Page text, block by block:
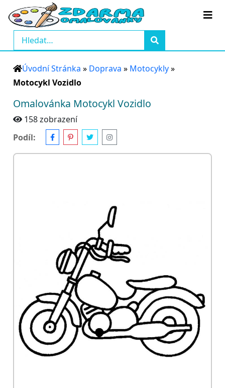
Úvodní Stránka » Doprava » Motocykly»
Motocykl Vozidlo
Omalovánka Motocykl Vozidlo
158 zobrazení
Podíl: